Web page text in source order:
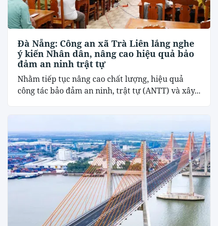
Đà Nẵng: Công an xã Trà Liên lắng nghe
ý kiến Nhân dân, nâng cao hiệu quả bảo
đảm an ninh trật tự
Nhằm tiếp tục nâng cao chất lượng, hiệu quả
công tác bảo đảm an ninh, trật tự (ANTT) và xây...